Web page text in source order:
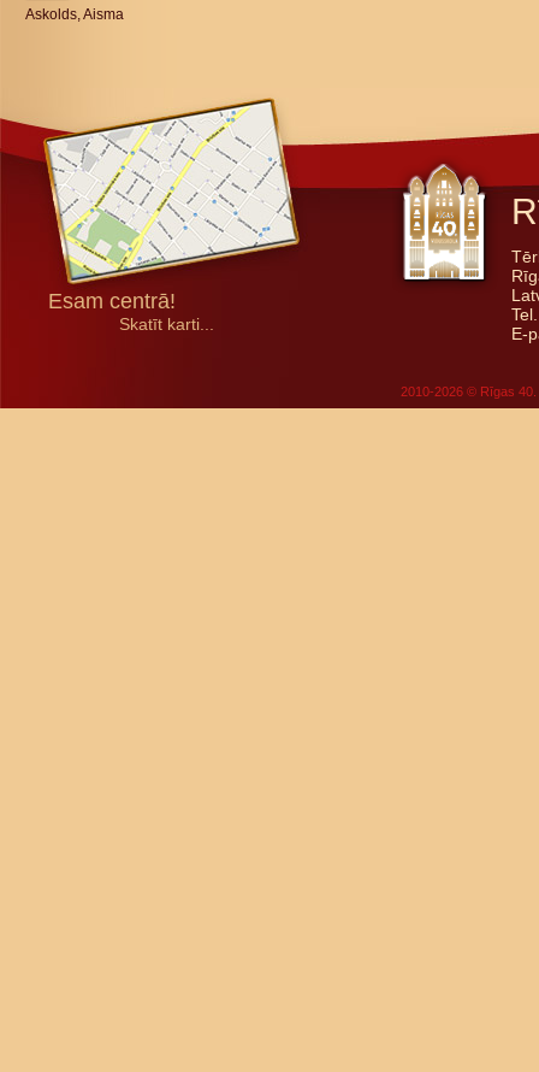
Askolds, Aisma
Esam centrā!
Skatīt karti...
E-
2010-2026 © Rīgas